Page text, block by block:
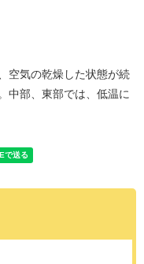
空気の乾燥した状態が続
中部、東部では、低温に